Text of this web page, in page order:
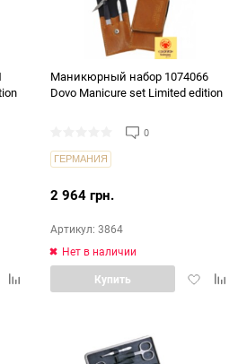
Добавить
Маникюрный набор 1074066
Dovo Manicure set Limited edition
0
ГЕРМАНИЯ
2 964 грн.
Артикул: 3864
Нет в наличии
Купить